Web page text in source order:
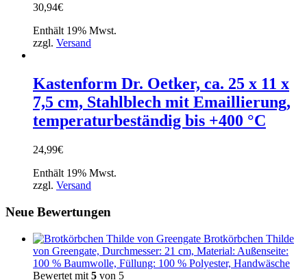
30,94€
Enthält 19% Mwst.
zzgl. Versand
Kastenform Dr. Oetker, ca. 25 x 11 x
7,5 cm, Stahlblech mit Emaillierung,
temperaturbeständig bis +400 °C
24,99€
Enthält 19% Mwst.
zzgl. Versand
Neue Bewertungen
Brotkörbchen Thilde
von Greengate, Durchmesser: 21 cm, Material: Außenseite:
100 % Baumwolle, Füllung: 100 % Polyester, Handwäsche
Bewertet mit 5 von 5